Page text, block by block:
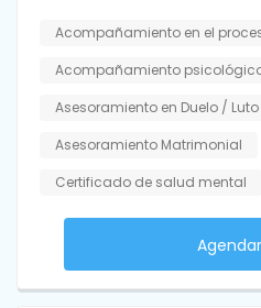
Acompañamiento en el
Acompañamiento
Asesoramiento en Duelo / Luto
Asesoramiento Matrimonial
Certificado de salud mental